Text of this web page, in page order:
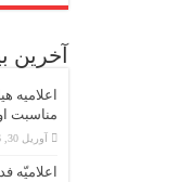
آخرین
اعلامیه
مناسبت اول ماه مه، ۱۱
آوریل 30, 2026
اعلامیّه